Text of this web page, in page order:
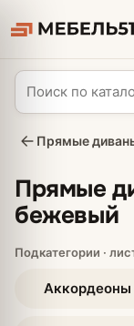
Прямые
Прямые
бежевый
Аккордеоны